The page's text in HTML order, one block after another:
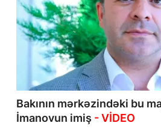
Mövqe
Maraqlı
Digər
Bakının mərkəzindəki bu
İmanovun imiş - VİDEO